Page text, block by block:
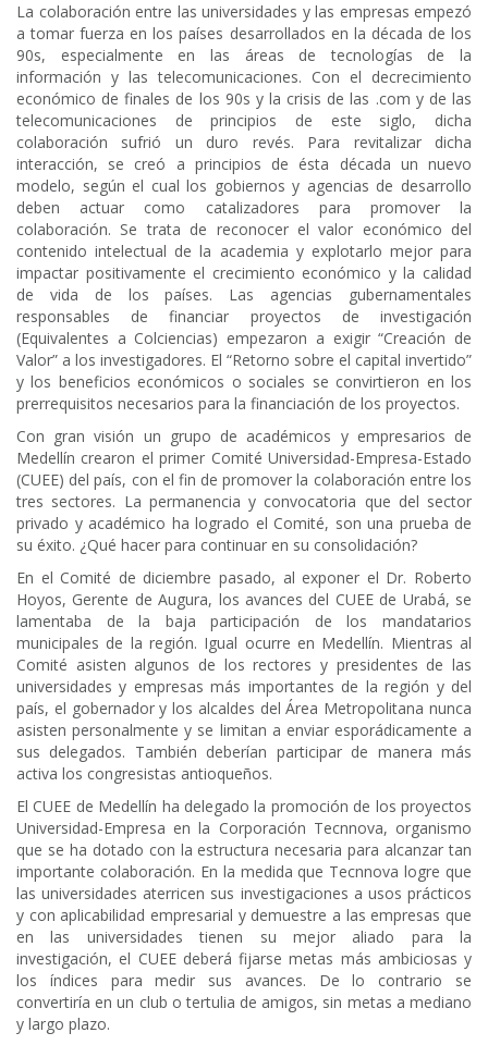
La colaboración entre las universidades y las empresas empezó
a tomar fuerza en los países desarrollados en la década de los
90s, especialmente en las áreas de tecnologías de la
información y las telecomunicaciones. Con el decrecimiento
económico de finales de los 90s y la crisis de las .com y de las
telecomunicaciones de principios de este siglo, dicha
colaboración sufrió un duro revés. Para revitalizar dicha
interacción, se creó a principios de ésta década un nuevo
modelo, según el cual los gobiernos y agencias de desarrollo
deben actuar como catalizadores para promover la
colaboración. Se trata de reconocer el valor económico del
contenido intelectual de la academia y explotarlo mejor para
impactar positivamente el crecimiento económico y la calidad
de vida de los países. Las agencias gubernamentales
responsables de financiar proyectos de investigación
(Equivalentes a Colciencias) empezaron a exigir “Creación de
Valor” a los investigadores. El “Retorno sobre el capital invertido”
y los beneficios económicos o sociales se convirtieron en los
prerrequisitos necesarios para la financiación de los proyectos.
Con gran visión un grupo de académicos y empresarios de
Medellín crearon el primer Comité Universidad-Empresa-Estado
(CUEE) del país, con el fin de promover la colaboración entre los
tres sectores. La permanencia y convocatoria que del sector
privado y académico ha logrado el Comité, son una prueba de
su éxito. ¿Qué hacer para continuar en su consolidación?
En el Comité de diciembre pasado, al exponer el Dr. Roberto
Hoyos, Gerente de Augura, los avances del CUEE de Urabá, se
lamentaba de la baja participación de los mandatarios
municipales de la región. Igual ocurre en Medellín. Mientras al
Comité asisten algunos de los rectores y presidentes de las
universidades y empresas más importantes de la región y del
país, el gobernador y los alcaldes del Área Metropolitana nunca
asisten personalmente y se limitan a enviar esporádicamente a
sus delegados. También deberían participar de manera más
activa los congresistas antioqueños.
El CUEE de Medellín ha delegado la promoción de los proyectos
Universidad-Empresa en la Corporación Tecnnova, organismo
que se ha dotado con la estructura necesaria para alcanzar tan
importante colaboración. En la medida que Tecnnova logre que
las universidades aterricen sus investigaciones a usos prácticos
y con aplicabilidad empresarial y demuestre a las empresas que
en las universidades tienen su mejor aliado para la
investigación, el CUEE deberá fijarse metas más ambiciosas y
los índices para medir sus avances. De lo contrario se
convertiría en un club o tertulia de amigos, sin metas a mediano
y largo plazo.